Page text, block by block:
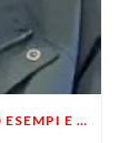
LIBERTÀ, LE IDEE NON BASTANO! SERVONO ESEMPI E UN PO’ DI COERENZA